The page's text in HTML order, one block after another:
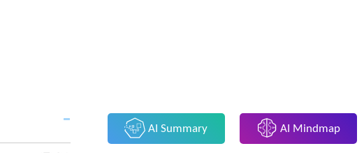
AI Summary AI Mindmap